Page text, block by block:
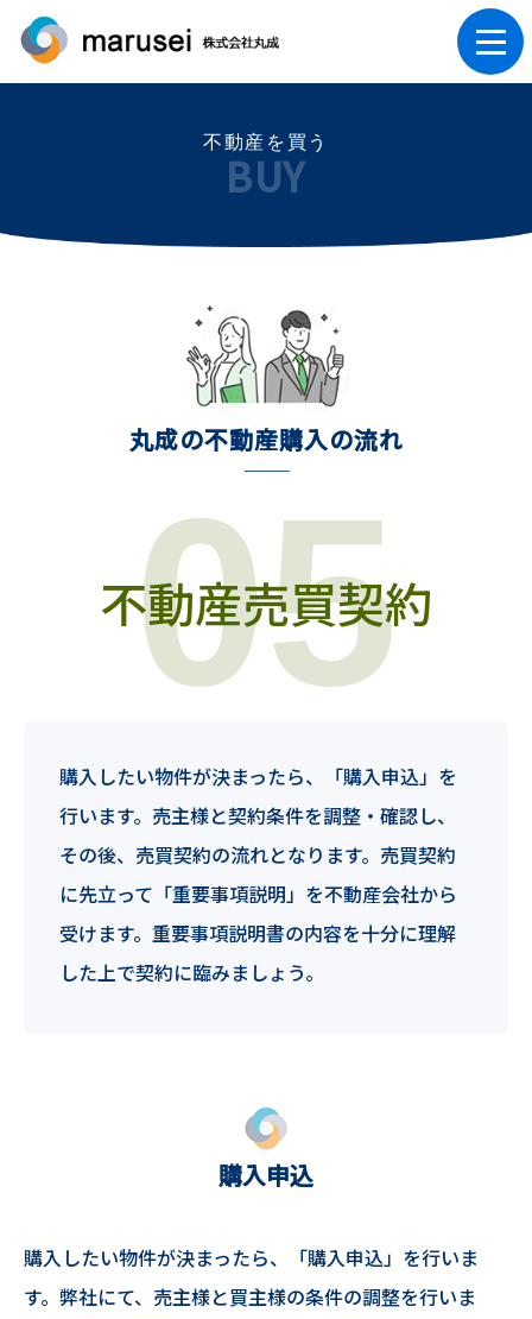
不動産を買う
BUY
丸成の不動産購入の流れ
不動産売買契約
購入したい物件が決まったら、「購入申込」を
行います。売主様と契約条件を調整・確認し、
その後、売買契約の流れとなります。売買契約
に先立って「重要事項説明」を不動産会社から
受けます。重要事項説明書の内容を十分に理解
した上で契約に臨みましょう。
購入申込
購入したい物件が決まったら、「購入申込」を行いま
す。弊社にて、売主様と買主様の条件の調整を行いま